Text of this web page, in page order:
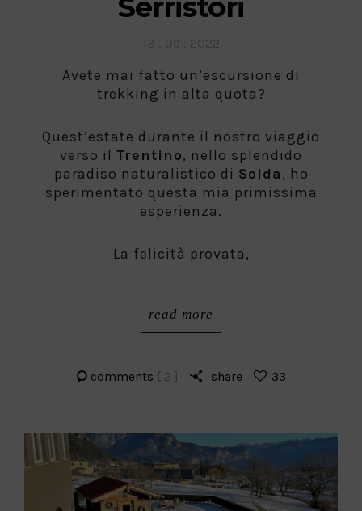
Avete mai fatto un’escursione di
trekking in alta quota?
Quest’estate durante il nostro viaggio
verso il Trentino, nello splendido
paradiso naturalistico di Solda, ho
sperimentato questa mia primissima
esperienza.
La felicità provata,
read more
comments [ 2 ] share 33